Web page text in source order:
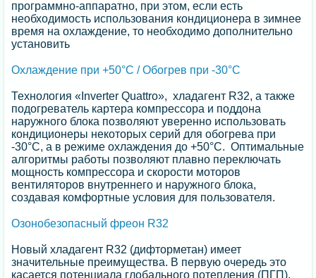
программно-аппаратно, при этом, если есть
необходимость использования кондиционера в зимнее
время на охлаждение, то необходимо дополнительно
установить
Охлаждение при +50°С / Обогрев при -30°С
Технология «Inverter Quattro», хладагент R32, а также
подогреватель картера компрессора и поддона
наружного блока позволяют уверенно использовать
кондиционеры некоторых серий для обогрева при
-30°С, а в режиме охлаждения до +50°С. Оптимальные
алгоритмы работы позволяют плавно переключать
мощность компрессора и скорости моторов
вентиляторов внутреннего и наружного блока,
создавая комфортные условия для пользователя.
Озонобезопасный фреон R32
Новый хладагент R32 (дифторметан) имеет
значительные преимущества. В первую очередь это
касается потенциала глобального потепления (ПГП).